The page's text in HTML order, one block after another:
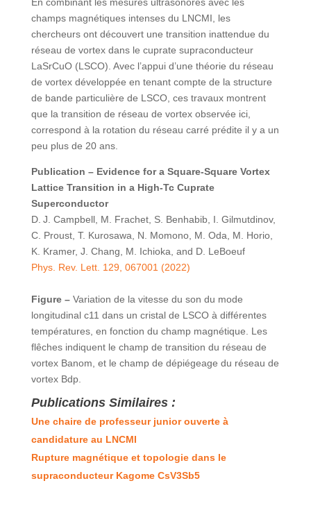
champs magnétiques intenses du LNCMI, les
chercheurs ont découvert une transition inattendue du
réseau de vortex dans le cuprate supraconducteur
LaSrCuO (LSCO). Avec l’appui d’une théorie du réseau
de vortex développée en tenant compte de la structure
de bande particulière de LSCO, ces travaux montrent
que la transition de réseau de vortex observée ici,
correspond à la rotation du réseau carré prédite il y a un
peu plus de 20 ans.
Publication – Evidence for a Square-Square Vortex
Lattice Transition in a High-Tc Cuprate
Superconductor
D. J. Campbell, M. Frachet, S. Benhabib, I. Gilmutdinov,
C. Proust, T. Kurosawa, N. Momono, M. Oda, M. Horio,
K. Kramer, J. Chang, M. Ichioka, and D. LeBoeuf
Phys. Rev. Lett. 129, 067001 (2022)
Figure – Variation de la vitesse du son du mode
longitudinal c11 dans un cristal de LSCO à différentes
températures, en fonction du champ magnétique. Les
flêches indiquent le champ de transition du réseau de
vortex Banom, et le champ de dépiégeage du réseau de
vortex Bdp.
Publications Similaires :
Une chaire de professeur junior ouverte à
candidature au LNCMI
Rupture magnétique et topologie dans le
supraconducteur Kagome CsV3Sb5